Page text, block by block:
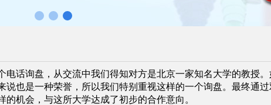
电话询盘，从交流中我们得知对方是北京一家知名大学的教授
说也是一种荣誉， 所以我们特别重视这样的一个询盘。最终通
的机会，与这所大学达成了初步的合作意向。